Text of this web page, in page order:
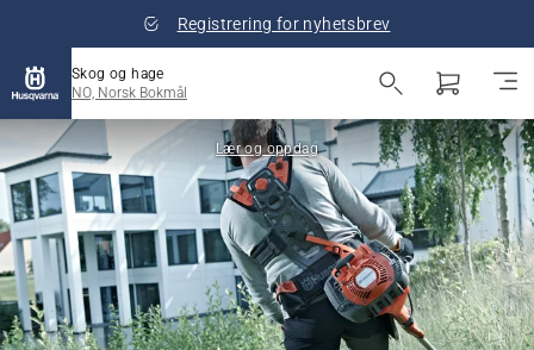
Registrering for nyhetsbrev
Skog og hage
NO, Norsk Bokmål
Lær og oppdag